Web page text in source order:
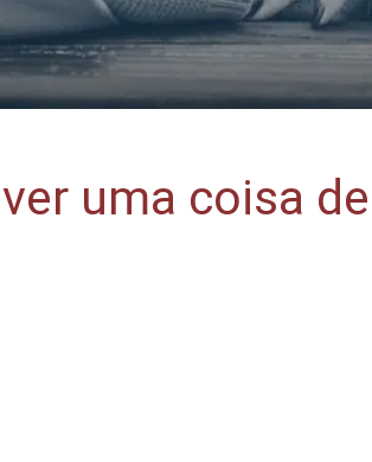
uma coisa